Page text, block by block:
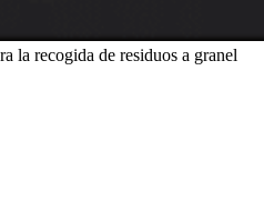
la recogida de residuos a granel